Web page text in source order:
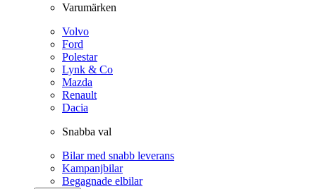
Varumärken
Volvo
Ford
Polestar
Lynk & Co
Mazda
Renault
Dacia
Snabba val
Bilar med snabb leverans
Kampanjbilar
Begagnade elbilar